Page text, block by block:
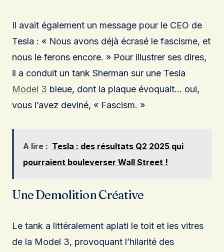
Il avait également un message pour le CEO de
Tesla : « Nous avons déjà écrasé le fascisme, et
nous le ferons encore. » Pour illustrer ses dires,
il a conduit un tank Sherman sur une Tesla
Model 3 bleue, dont la plaque évoquait… oui,
vous l’avez deviné, « Fascism. »
A lire : Tesla : des résultats Q2 2025 qui
pourraient bouleverser Wall Street !
Une Demolition Créative
Le tank a littéralement aplati le toit et les vitres
de la Model 3, provoquant l’hilarité des